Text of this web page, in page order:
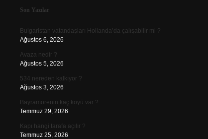
Sidebar
Son Yazılar
Bulgaristan vatandaşları Hollanda’da çalışabilir mi ?
Ağustos 6, 2026
Avaza nedir ?
Ağustos 5, 2026
534 nereden kalkıyor ?
Ağustos 3, 2026
Bayramörenin kaç köyü var ?
Temmuz 29, 2026
Kapı hangi tarafa açılır ?
Temmuz 25, 2026